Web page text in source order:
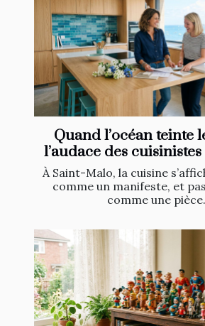
Quand l’océan teinte
l’audace des
À Saint-Malo, la cuisine
comme un manifeste, et
comme une